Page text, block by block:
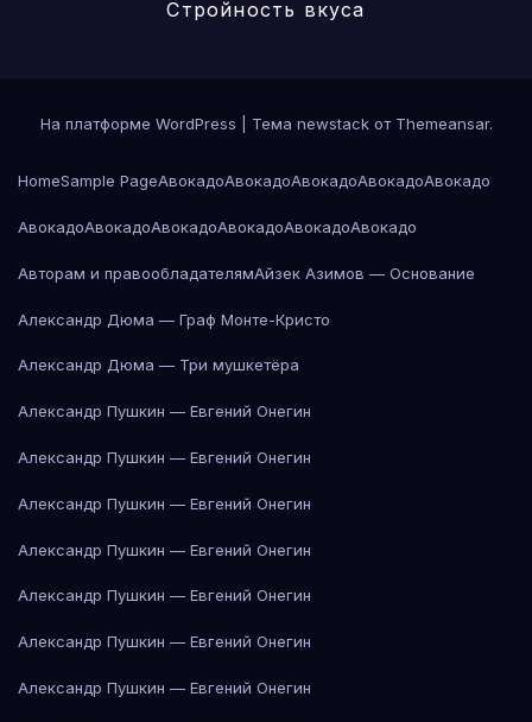
Стройность вкуса
На платформе WordPress Тема newstack от Themeansar.
HomeSample PageАвокадоАвокадоАвокадоАвокадоАвокадо
АвокадоАвокадоАвокадоАвокадоАвокадоАвокадо
Авторам и правообладателямАйзек Азимов — Основание
Александр Дюма — Граф Монте-Кристо
Александр Дюма — Три мушкетёра
Александр Пушкин — Евгений Онегин
Александр Пушкин — Евгений Онегин
Александр Пушкин — Евгений Онегин
Александр Пушкин — Евгений Онегин
Александр Пушкин — Евгений Онегин
Александр Пушкин — Евгений Онегин
Александр Пушкин — Евгений Онегин